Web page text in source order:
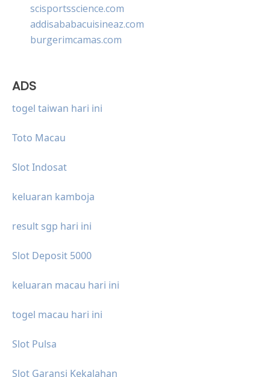
scisportsscience.com
addisababacuisineaz.com
burgerimcamas.com
ADS
togel taiwan hari ini
Toto Macau
Slot Indosat
keluaran kamboja
result sgp hari ini
Slot Deposit 5000
keluaran macau hari ini
togel macau hari ini
Slot Pulsa
Slot Garansi Kekalahan